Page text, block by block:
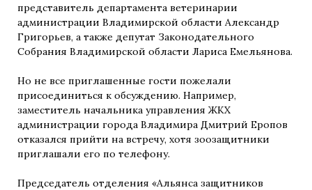
представитель департамента ветеринарии
администрации Владимирской области Александр
Григорьев, а также депутат Законодательного
Собрания Владимирской области Лариса Емельянова.
Но не все приглашенные гости пожелали
присоединиться к обсуждению. Например,
заместитель начальника управления ЖКХ
администрации города Владимира Дмитрий Еропов
отказался прийти на встречу, хотя зоозащитники
приглашали его по телефону.
Председатель отделения «Альянса защитников